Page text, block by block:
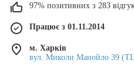
Відправляємо
радіатори, котли та
97% позитивних з 283
Працює з 01.11.2014
м. Харків
вул. Миколи Манойло 39